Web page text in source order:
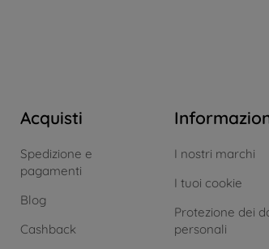
Acquisti
Spedizione e
pagamenti
Blog
Cashback
I nostri marchi
I tuoi cookie
Protezione dei
personali